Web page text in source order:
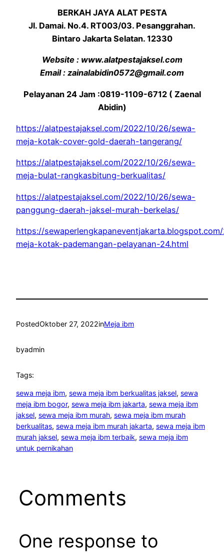
BERKAH JAYA ALAT PESTA
Jl. Damai. No.4. RT003/03. Pesanggrahan.
Bintaro Jakarta Selatan. 12330
Website : www.alatpestajaksel.com
Email : zainalabidin0572@gmail.com
Pelayanan 24 Jam :0819-1109-6712 ( Zaenal
Abidin)
https://alatpestajaksel.com/2022/10/26/sewa-
meja-kotak-cover-gold-daerah-tangerang/
https://alatpestajaksel.com/2022/10/26/sewa-
meja-bulat-rangkasbitung-berkualitas/
https://alatpestajaksel.com/2022/10/26/sewa-
panggung-daerah-jaksel-murah-berkelas/
https://
meja-kotak-pademangan-pelayanan-24.html
PostedOktober 27, 2022inMeja ibm
byadmin
Tags:
sewa meja ibm, sewa meja ibm berkualitas jaksel, sewa
meja ibm bogor, sewa meja ibm jakarta, sewa meja ibm
jaksel, sewa meja ibm murah, sewa meja ibm murah
berkualitas, sewa meja ibm murah jakarta, sewa meja ibm
murah jaksel, sewa meja ibm terbaik, sewa meja ibm
untuk pernikahan
Comments
One response to